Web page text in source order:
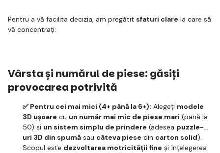
Pentru a vă facilita decizia, am pregătit sfaturi clare la care să
vă concentrați:
Vârsta și numărul de piese: găsiți
provocarea potrivită
✅ Pentru cei mai mici (4+ până la 6+): Alegeți modele
3D ușoare cu un număr mai mic de piese mari (până la
50) și un sistem simplu de prindere (adesea puzzle-
uri 3D din spumă sau câteva piese din carton solid).
Scopul este dezvoltarea motricității fine și înțelegerea